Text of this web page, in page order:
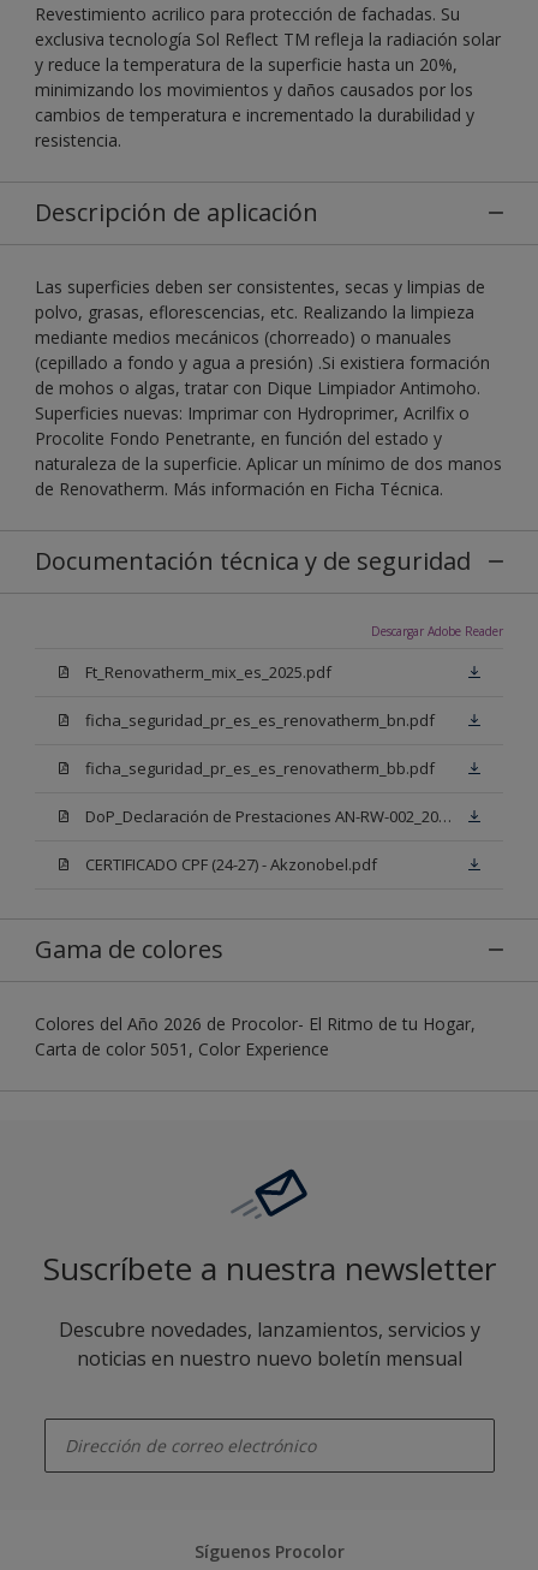
Revestimiento acrilico para protección de fachadas. Su
exclusiva tecnología Sol Reflect TM refleja la radiación solar
y reduce la temperatura de la superficie hasta un 20%,
minimizando los movimientos y daños causados por los
cambios de temperatura e incrementado la durabilidad y
resistencia.
Descripción de aplicación
Las superficies deben ser consistentes, secas y limpias de
polvo, grasas, eflorescencias, etc. Realizando la limpieza
mediante medios mecánicos (chorreado) o manuales
(cepillado a fondo y agua a presión) .Si existiera formación
de mohos o algas, tratar con Dique Limpiador Antimoho.
Superficies nuevas: Imprimar con Hydroprimer, Acrilfix o
Procolite Fondo Penetrante, en función del estado y
naturaleza de la superficie. Aplicar un mínimo de dos manos
de Renovatherm. Más información en Ficha Técnica.
Documentación técnica y de seguridad
Descargar Adobe Reader
Ft_Renovatherm_mix_es_2025.pdf
ficha_seguridad_pr_es_es_renovatherm_bn.pdf
ficha_seguridad_pr_es_es_renovatherm_bb.pdf
DoP_Declaración de Prestaciones AN-RW-002_2025 Renovatherm Mix
CERTIFICADO CPF (24-27) - Akzonobel.pdf
Gama de colores
Colores del Año 2026 de Procolor- El Ritmo de tu Hogar,
Carta de color 5051, Color Experience
Suscríbete a nuestra newsletter
Descubre novedades, lanzamientos, servicios y
noticias en nuestro nuevo boletín mensual
Síguenos Procolor